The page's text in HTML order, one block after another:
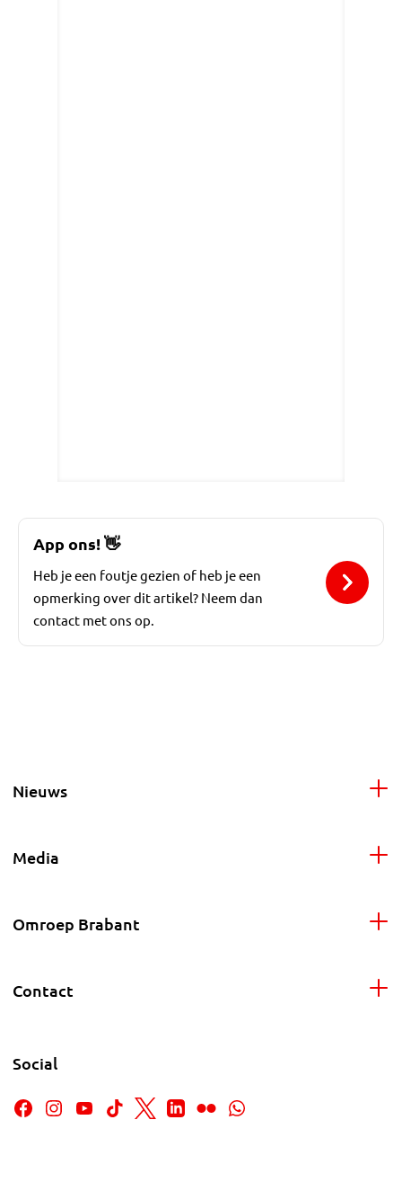
App ons!👋
Heb je een foutje gezien of heb je een
opmerking over dit artikel? Neem dan
contact met ons op.
Nieuws
Media
Omroep Brabant
Contact
Social